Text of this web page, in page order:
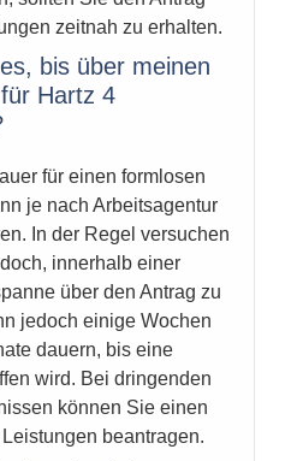
zeitnah zu erhalten.
bis über meinen
Hartz 4
für einen formlosen
je nach Arbeitsagentur
In der Regel versuchen
innerhalb einer
über den Antrag zu
jedoch einige Wochen
dauern, bis eine
wird. Bei dringenden
können Sie einen
beantragen.